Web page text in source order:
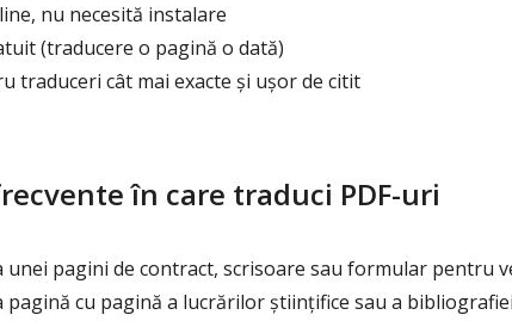
nu necesită instalare
(traducere o pagină o dată)
traduceri cât mai exacte și ușor de citit
în care traduci PDF-uri
unei pagini de contract, scrisoare sau formular pentru
pagină cu pagină a lucrărilor științifice sau a bibliografiei